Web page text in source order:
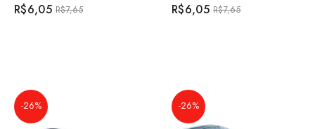
R$6,05 R$7,65 R$6,05 R$7,65
-26% -26%